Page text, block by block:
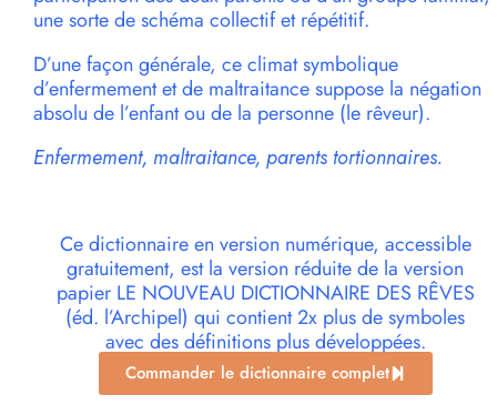
une sorte de schéma collectif et répétitif.
D’une façon générale, ce climat symbolique
d’enfermement et de maltraitance suppose la négation
absolu de l’enfant ou de la personne (le rêveur).
Enfermement, maltraitance, parents tortionnaires.
Ce dictionnaire en version numérique, accessible
gratuitement, est la version réduite de la version
papier LE NOUVEAU DICTIONNAIRE DES RÊVES
(éd. l’Archipel) qui contient 2x plus de symboles
avec des définitions plus développées.
Commander le dictionnaire complet